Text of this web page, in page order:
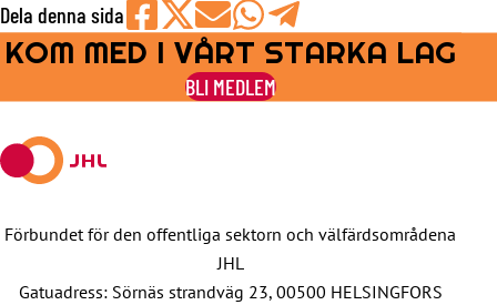
Dela denna sida
Share
on
Facebook
Share
on
Share
by
E-
Share
on
WhatsApp
Share
on
Telegram
KOM MED I VÅRT STARKA LAG
BLI MEDLEM
Förbundet för den offentliga sektorn och välfärdsområdena
JHL
Gatuadress: Sörnäs strandväg 23, 00500 HELSINGFORS